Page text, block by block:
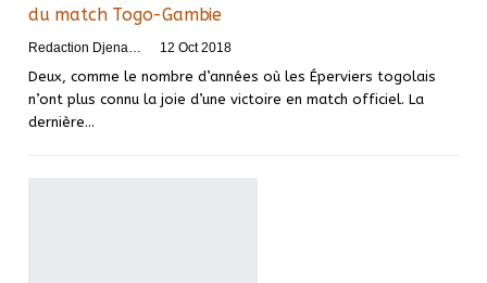
du match Togo-Gambie
Redaction DjenaSport 12 Oct 2018
Deux, comme le nombre d’années où les Éperviers togolais
n’ont plus connu la joie d’une victoire en match officiel. La
dernière…